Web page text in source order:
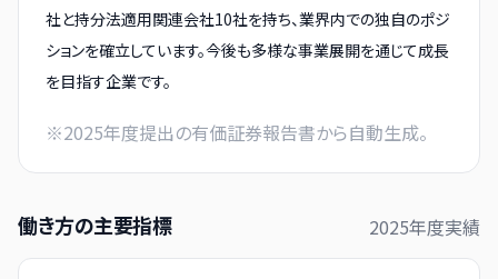
社と持分法適用関連会社10社を持ち、業界内での独自のポジ
ションを確立しています。今後も多様な事業展開を通じて成長
を目指す企業です。
※2025年度提出の有価証券報告書から自動生成。
働き方の主要指標 2025年度実績